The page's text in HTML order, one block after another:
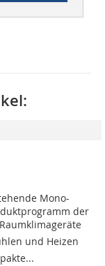
Mono-
der
Raumklimageräte
und Heizen